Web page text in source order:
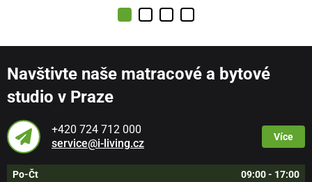
Navštivte naše matracové a bytové
studio v Praze
+420 724 712 000
service@i-living.cz
Více
Po-Čt 09:00 - 17:00